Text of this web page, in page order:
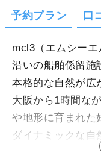
予約プラン 口
mcl3（エムシーエ
沿いの船舶係留施
本格的な自然が広
大阪から1時間な
や地形に育まれた
ダイナミックな自
ラバゲームをご